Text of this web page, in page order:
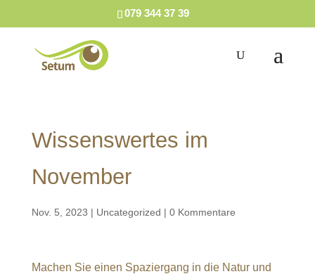
079 344 37 39
Wissenswertes im
November
Nov. 5, 2023 | Uncategorized | 0 Kommentare
Machen Sie einen Spaziergang in die Natur und